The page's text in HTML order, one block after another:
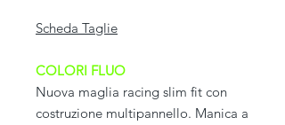
Scheda Taglie
COLORI FLUO
Nuova maglia racing slim fit con
costruzione multipannello. Manica a